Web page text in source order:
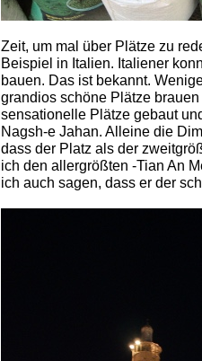
Zeit, um mal über Plätze zu
Beispiel in Italien. Italiener
bauen. Das ist bekannt.
grandios schöne Plätze
sensationelle Plätze gebaut
Nagsh-e Jahan. Alleine die
dass der Platz als der
ich den allergrößten -Tian An
ich auch sagen, dass er der